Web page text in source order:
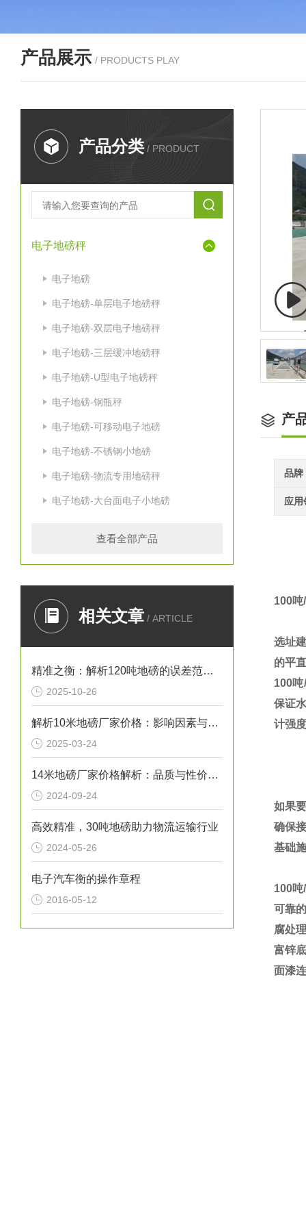
产品展示 / PRODUCTS PLAY
产品分类 / PRODUCT
电子地磅秤
电子地磅
电子地磅-单层电子地磅秤
电子地磅-双层电子地磅秤
电子地磅-三层缓冲地磅秤
电子地磅-U型电子地磅秤
电子地磅-钢瓶秤
电子地磅-可移动电子地磅
电子地磅-不锈钢小地磅
电子地磅-物流专用地磅秤
电子地磅-大台面电子小地磅
查看全部产品
相关文章 / ARTICLE
精准之衡：解析120吨地磅的误差范围与管理实践
2025-10-26
解析10米地磅厂家价格：影响因素与市场行情
2025-03-24
14米地磅厂家价格解析：品质与性价比的考量
2024-09-24
高效精准，30吨地磅助力物流运输行业
2024-05-26
电子汽车衡的操作章程
2016-05-12
产
品牌
应用
100吨
选址
的平
100吨
保证
计强
如果
确保
基础
100吨
可靠
腐处
富锌
面漆